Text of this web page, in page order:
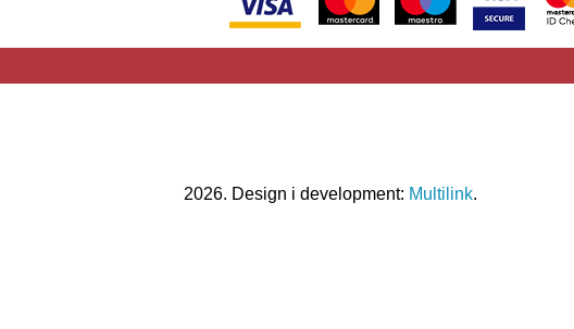
2026. Design i development: Multilink.